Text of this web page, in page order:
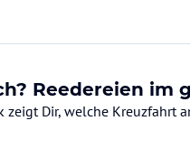
Reedereien im
zeigt Dir, welche Kreuzfahrt